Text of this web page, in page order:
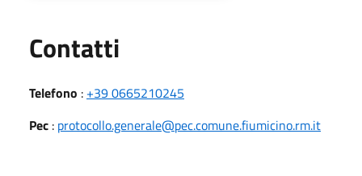
Contatti
Telefono : +39 0665210245
Pec : protocollo.generale@pec.comune.fiumicino.rm.it